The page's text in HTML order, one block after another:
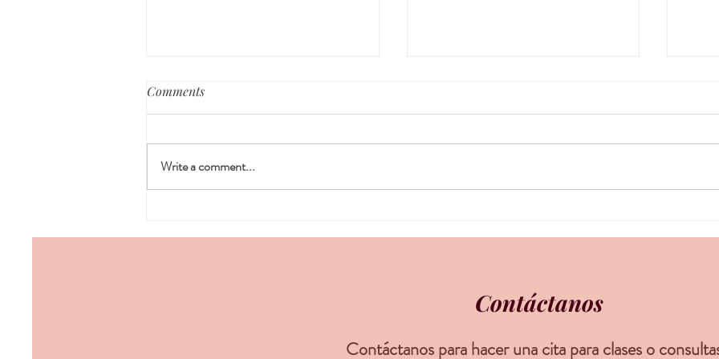
forma más grave de náuseas y
náuseas matutinas por el
aumento:
Comments
Write a comment...
Contáctanos
Contáctanos para hacer una cita para clases o